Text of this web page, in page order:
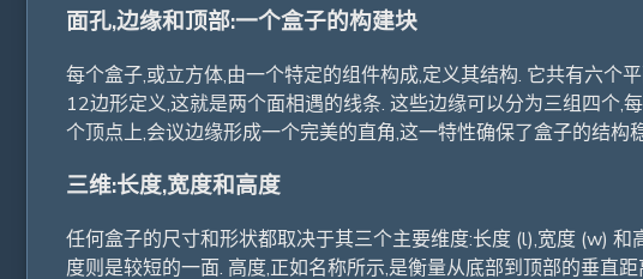
面孔,边缘和顶部:一个盒子的构建块
每个盒子,或立方体,由一个特定的组件构成,定义其结构. 它共有六
12边形定义,这就是两个面相遇的线条. 这些边缘可以分为三组四个,
个顶点上,会议边缘形成一个完美的直角,这一特性确保了盒子的结
三维:长度,宽度和高度
任何盒子的尺寸和形状都取决于其三个主要维度:长度 (l),宽度 (w)
度则是较短的一面. 高度,正如名称所示,是衡量从底部到顶部的垂直